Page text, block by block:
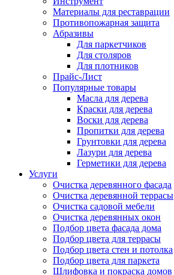
Материалы для реставрации
Противопожарная защита
Абразивы
Для паркетчиков
Для столяров
Для плотников
Прайс-Лист
Популярные товары
Масла для дерева
Краски для дерева
Воски для дерева
Пропитки для дерева
Грунтовки для дерева
Лазури для дерева
Герметики для дерева
Услуги
Очистка деревянного фасада
Очистка деревянной террасы
Очистка садовой мебели
Очистка деревянных окон
Подбор цвета фасада дома
Подбор цвета для террасы
Подбор цвета стен и потолка
Подбор цвета для паркета
Шлифовка и покраска домов